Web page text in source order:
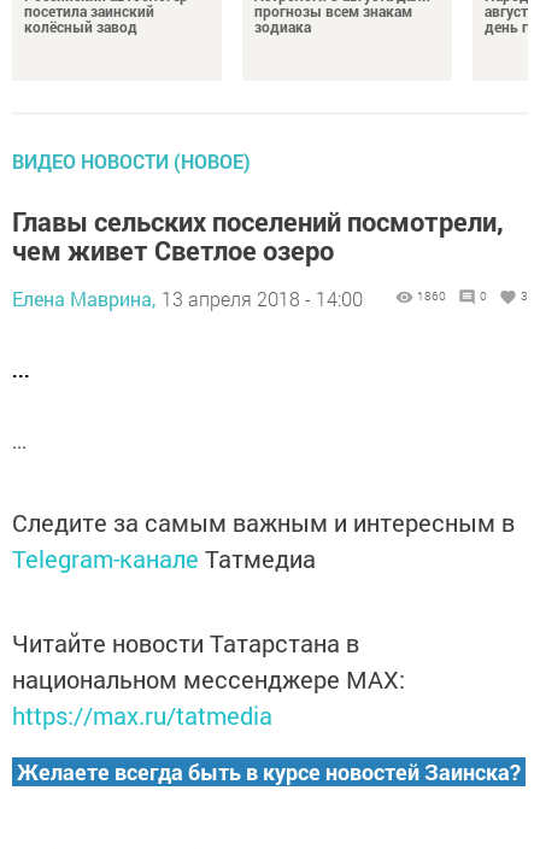
посетила заинский
колёсный завод
прогнозы всем знакам
зодиака
день
ВИДЕО НОВОСТИ (НОВОЕ)
Главы сельских поселений посмотрели,
чем живет Светлое озеро
Елена Маврина, 13 апреля 2018 - 14:00 1860 0 3
...
...
Следите за самым важным и интересным в
Telegram-канале Татмедиа
Читайте новости Татарстана в
национальном мессенджере MАХ:
https://max.ru/tatmedia
Желаете всегда быть в курсе новостей Заинска?